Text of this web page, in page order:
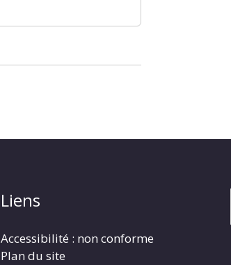
Liens
Accessibilité : non conforme
Plan du site